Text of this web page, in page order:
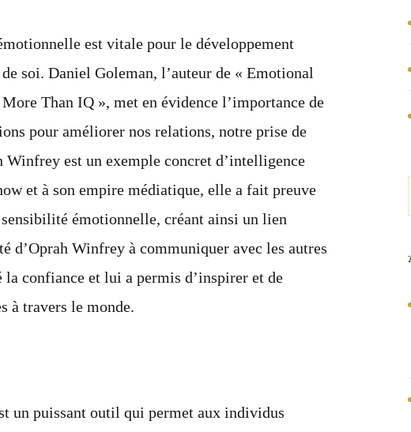
est vitale pour le développement
soi. Daniel Goleman, l’auteur de « Emotional
Than IQ », met en évidence l’importance de
pour améliorer nos relations, notre prise de
Winfrey est un exemple concret d’intelligence
et à son empire médiatique, elle a fait preuve
sensibilité émotionnelle, créant ainsi un lien
d’Oprah Winfrey à communiquer avec les autres
confiance et lui a permis d’inspirer et de
à travers le monde.
un puissant outil qui permet aux individus